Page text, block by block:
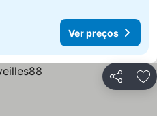
Ver preços
Partilhar